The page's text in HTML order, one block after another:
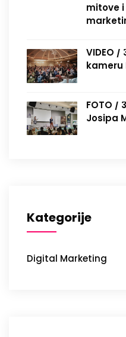
mitove
VIDEO /
kameru
FOTO /
Josipa
Kategorije
Digital Marketing